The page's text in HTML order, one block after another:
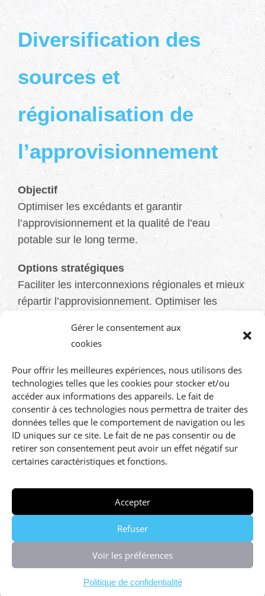
Gérer le consentement aux
cookies
Pour offrir les meilleures expériences, nous utilisons des
technologies telles que les cookies pour stocker et/ou
accéder aux informations des appareils. Le fait de
consentir à ces technologies nous permettra de traiter des
données telles que le comportement de navigation ou les
ID uniques sur ce site. Le fait de ne pas consentir ou de
retirer son consentement peut avoir un effet négatif sur
certaines caractéristiques et fonctions.
Accepter
Refuser
Voir les préférences
Politique de confidentialité
Diversification des
sources et
régionalisation de
l’approvisionnement
Objectif
Optimiser les excédants et garantir
l’approvisionnement et la qualité de l’eau
potable sur le long terme.
Options stratégiques
Faciliter les interconnexions régionales et mieux
répartir l’approvisionnement. Optimiser les
STRATÉGIE DE L’EAU DE SION
Politique de confidentialité